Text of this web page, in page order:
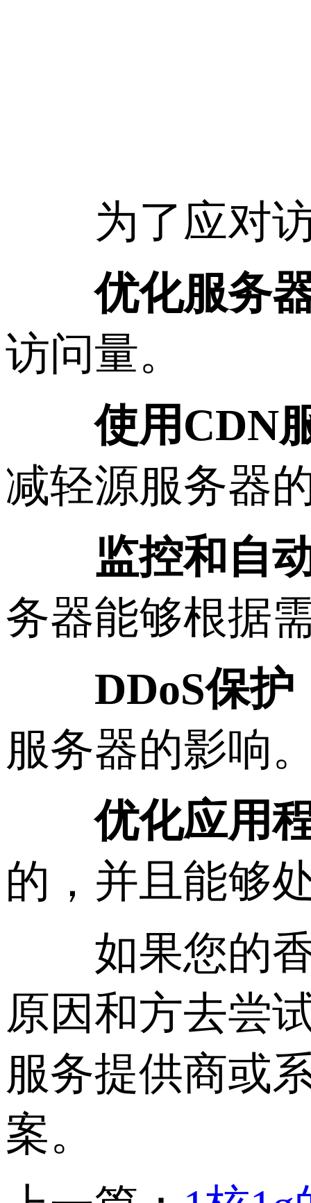
为了应对访
优化服务
访问量。
使用CDN
减轻源服务器
监控和自
务器能够根据
DDoS保护
服务器的影响
优化应用
的，并且能够
如果您的香
原因和方去尝
服务提供商或
案。